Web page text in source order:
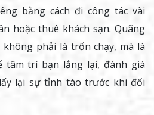
bằng cách đi công tác vài
hoặc thuê khách sạn. Quãng
phải là trốn chạy, mà là
tâm trí bạn lắng lại, đánh giá
lại sự tỉnh táo trước khi đối